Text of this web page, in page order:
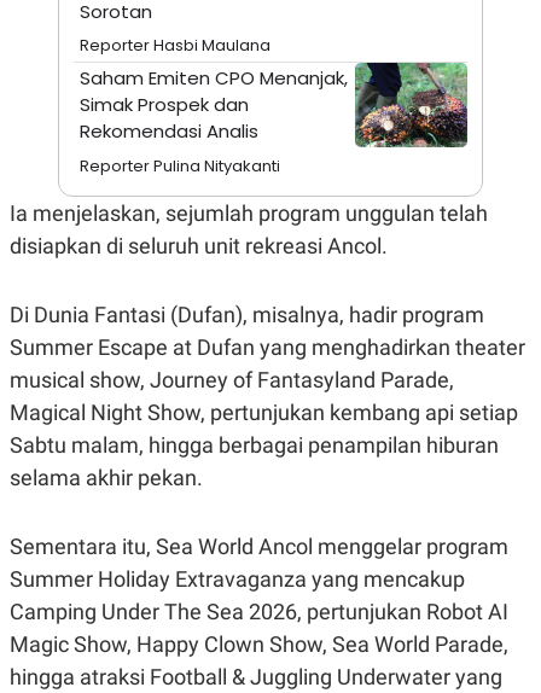
A
N
S
T
A
I
KANAL
S
T
D
A
T
A
E
S
Sorotan
Reporter Hasbi Maulana
Saham Emiten CPO Menanjak,
Simak Prospek dan
Rekomendasi Analis
Reporter Pulina Nityakanti
Ia menjelaskan, sejumlah program unggulan telah
disiapkan di seluruh unit rekreasi Ancol.
Di Dunia Fantasi (Dufan), misalnya, hadir program
Summer Escape at Dufan yang menghadirkan theater
musical show, Journey of Fantasyland Parade,
Magical Night Show, pertunjukan kembang api setiap
Sabtu malam, hingga berbagai penampilan hiburan
selama akhir pekan.
Sementara itu, Sea World Ancol menggelar program
Summer Holiday Extravaganza yang mencakup
Camping Under The Sea 2026, pertunjukan Robot AI
Magic Show, Happy Clown Show, Sea World Parade,
hingga atraksi Football & Juggling Underwater yang